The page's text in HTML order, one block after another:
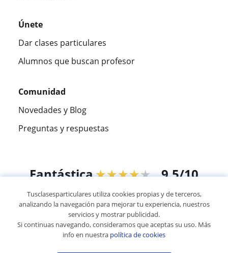
Únete
Dar clases particulares
Alumnos que buscan profesor
Comunidad
Novedades y Blog
Preguntas y respuestas
Fantástica★★★★★ 9,5/10
305883opiniones de alumnos
© 2007 - 2026 Tusclasesparticulares.com.ec
Tusclasesparticulares utiliza cookies propias y de terceros,
analizando la navegación para mejorar tu experiencia, nuestros
servicios y mostrar publicidad.
Si continuas navegando, consideramos que aceptas su uso. Más
info en nuestra política de cookies